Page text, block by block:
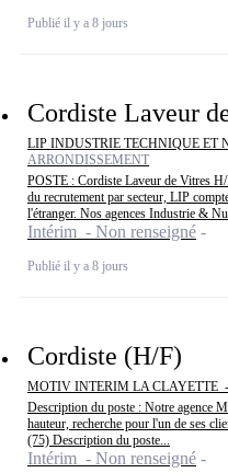
Publié il y a 8 jours
Cordiste Laveur
LIP INDUSTRIE TECHNIQUE ET
ARRONDISSEMENT
POSTE : Cordiste Laveur de Vitres
du recrutement par secteur, LIP
l'étranger. Nos agences Industrie &
Intérim - Non renseigné
Publié il y a 8 jours
Cordiste (H/F)
MOTIV INTERIM LA CLAYETTE -
Description du poste : Notre agence
hauteur, recherche pour l'un de ses
(75) Description du poste...
Intérim - Non renseigné